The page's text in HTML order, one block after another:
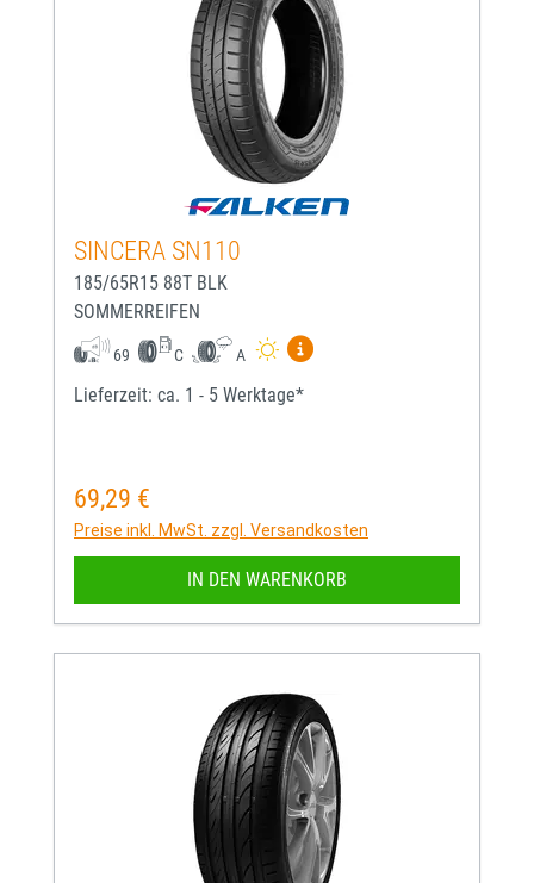
SINCERA SN110
185/65R15 88T BLK
SOMMERREIFEN
69 C A
Mehr Informationen zum
Lieferzeit: ca. 1 - 5 Werktage*
Regulärer Preis:
69,29 €
Preise inkl. MwSt. zzgl. Versandkosten
IN DEN WARENKORB